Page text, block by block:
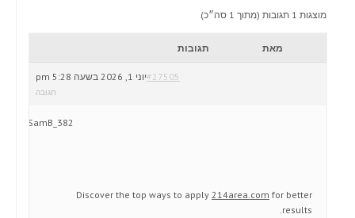
מוצגות 1 תגובות (מתוך 1 סה״כ)
מאת תגובות
יוני 1, 2026 בשעה 5:28 pm#27505
תגובה
SamB_382
Discover the top ways to apply 214area.com for better
results.